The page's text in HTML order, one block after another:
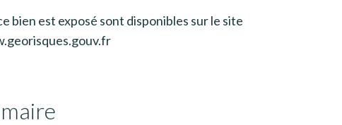
bien est exposé sont disponibles sur le site